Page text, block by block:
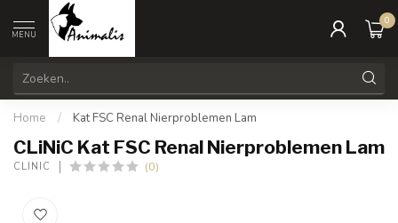
MENU
0
Home / Kat FSC Renal Nierproblemen Lam
CLiNiC Kat FSC Renal Nierproblemen Lam
CLINIC (0)